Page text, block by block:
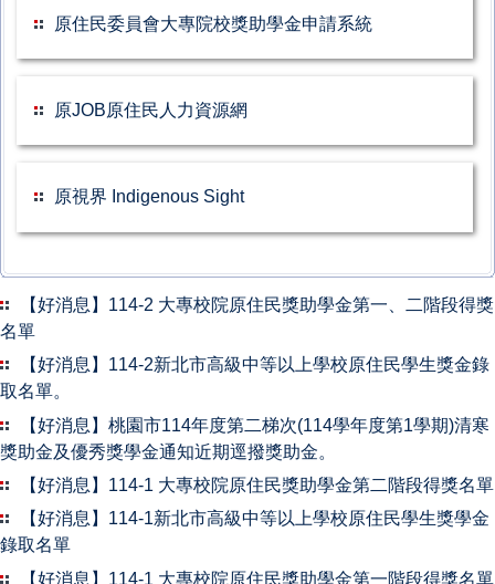
原住民委員會大專院校獎助學金申請系統
原JOB原住民人力資源網
原視界 Indigenous Sight
【好消息】114-2 大專校院原住民獎助學金第一、二階段得獎
名單
【好消息】114-2新北市高級中等以上學校原住民學生獎金錄
取名單。
【好消息】桃園市114年度第二梯次(114學年度第1學期)清寒
獎助金及優秀獎學金通知近期逕撥獎助金。
【好消息】114-1 大專校院原住民獎助學金第二階段得獎名單
【好消息】114-1新北市高級中等以上學校原住民學生獎學金
錄取名單
【好消息】114-1 大專校院原住民獎助學金第一階段得獎名單